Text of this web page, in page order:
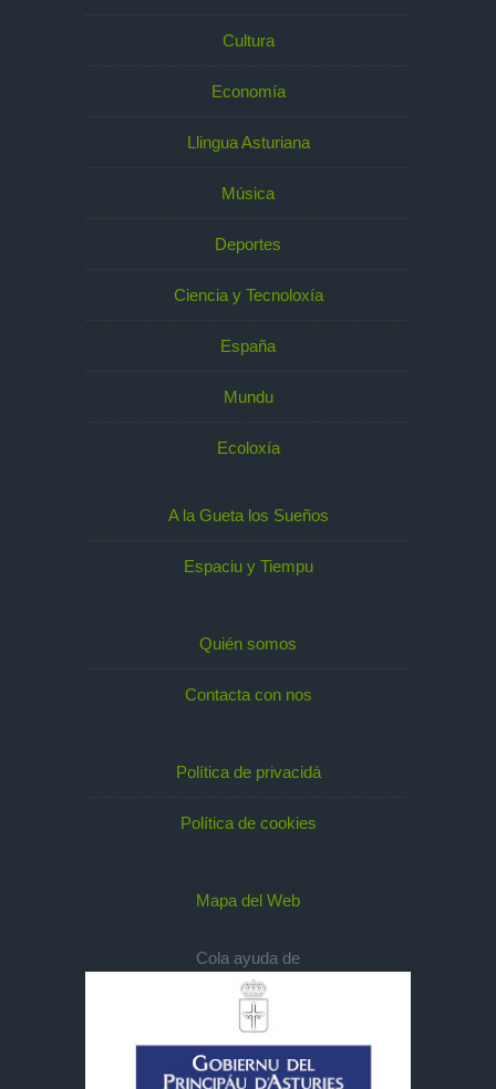
Cultura
Economía
Llingua Asturiana
Música
Deportes
Ciencia y Tecnoloxía
España
Mundu
Ecoloxía
A la Gueta los Sueños
Espaciu y Tiempu
Quién somos
Contacta con nos
Política de privacidá
Política de cookies
Mapa del Web
Cola ayuda de